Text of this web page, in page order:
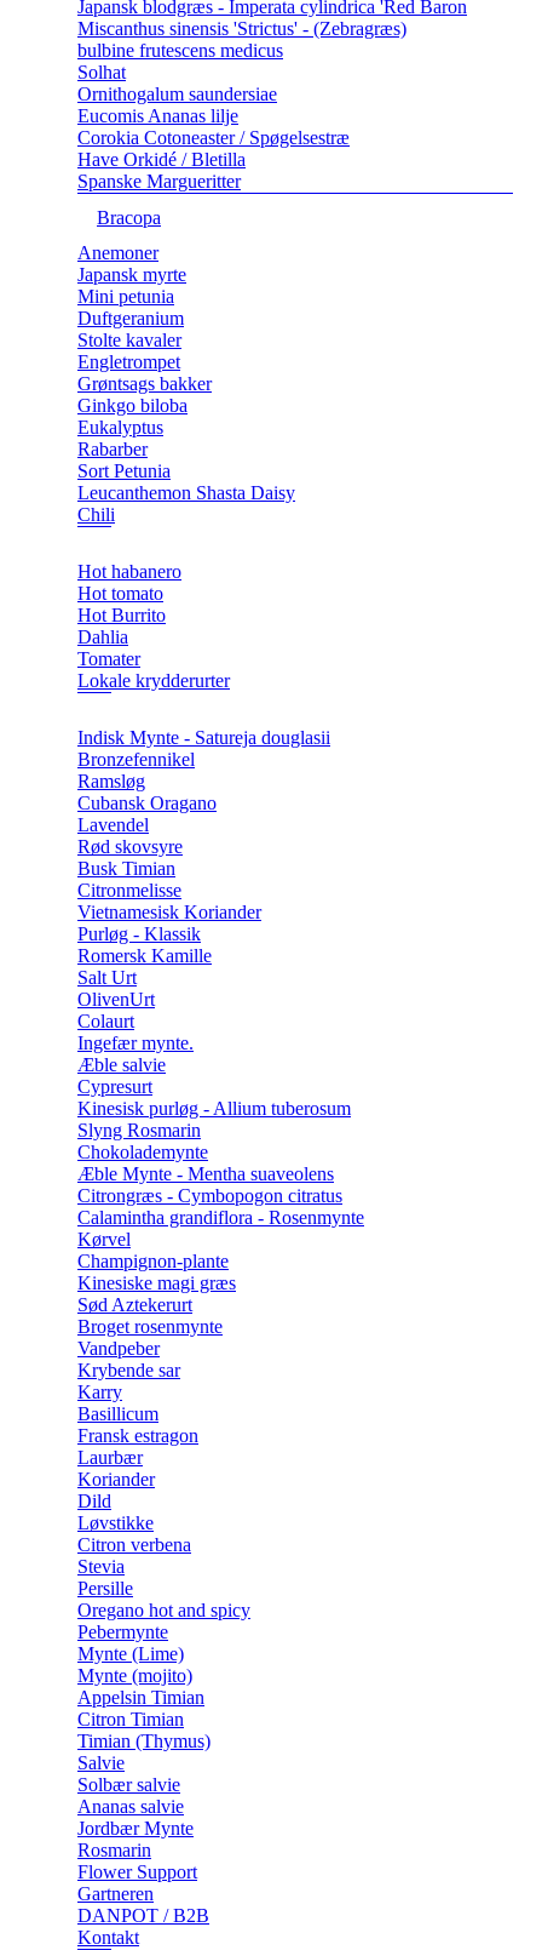
Japansk blodgræs - Imperata cylindrica 'Red Baron
Miscanthus sinensis 'Strictus' - (Zebragræs)
bulbine frutescens medicus
Solhat
Ornithogalum saundersiae
Eucomis Ananas lilje
Corokia Cotoneaster / Spøgelsestræ
Have Orkidé / Bletilla
Spanske Margueritter
Bracopa
Anemoner
Japansk myrte
Mini petunia
Duftgeranium
Stolte kavaler
Engletrompet
Grøntsags bakker
Ginkgo biloba
Eukalyptus
Rabarber
Sort Petunia
Leucanthemon Shasta Daisy
Chili
Hot habanero
Hot tomato
Hot Burrito
Dahlia
Tomater
Lokale krydderurter
Indisk Mynte - Satureja douglasii
Bronzefennikel
Ramsløg
Cubansk Oragano
Lavendel
Rød skovsyre
Busk Timian
Citronmelisse
Vietnamesisk Koriander
Purløg - Klassik
Romersk Kamille
Salt Urt
OlivenUrt
Colaurt
Ingefær mynte.
Æble salvie
Cypresurt
Kinesisk purløg - Allium tuberosum
Slyng Rosmarin
Chokolademynte
Æble Mynte - Mentha suaveolens
Citrongræs - Cymbopogon citratus
Calamintha grandiflora - Rosenmynte
Kørvel
Champignon-plante
Kinesiske magi græs
Sød Aztekerurt
Broget rosenmynte
Vandpeber
Krybende sar
Karry
Basillicum
Fransk estragon
Laurbær
Koriander
Dild
Løvstikke
Citron verbena
Stevia
Persille
Oregano hot and spicy
Pebermynte
Mynte (Lime)
Mynte (mojito)
Appelsin Timian
Citron Timian
Timian (Thymus)
Salvie
Solbær salvie
Ananas salvie
Jordbær Mynte
Rosmarin
Flower Support
Gartneren
DANPOT / B2B
Kontakt